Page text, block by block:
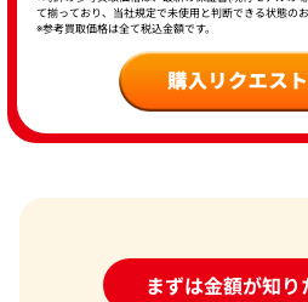
て揃っており、当社規定で未使用と判断できる状態のお
※参考買取価格は全て税込金額です。
まずは金額が知り
24時間受付中!問い